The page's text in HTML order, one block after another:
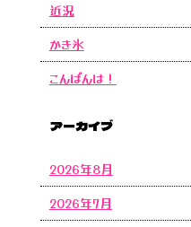
近況
かき氷
こんばんは！
アーカイブ
2026年8月
2026年7月